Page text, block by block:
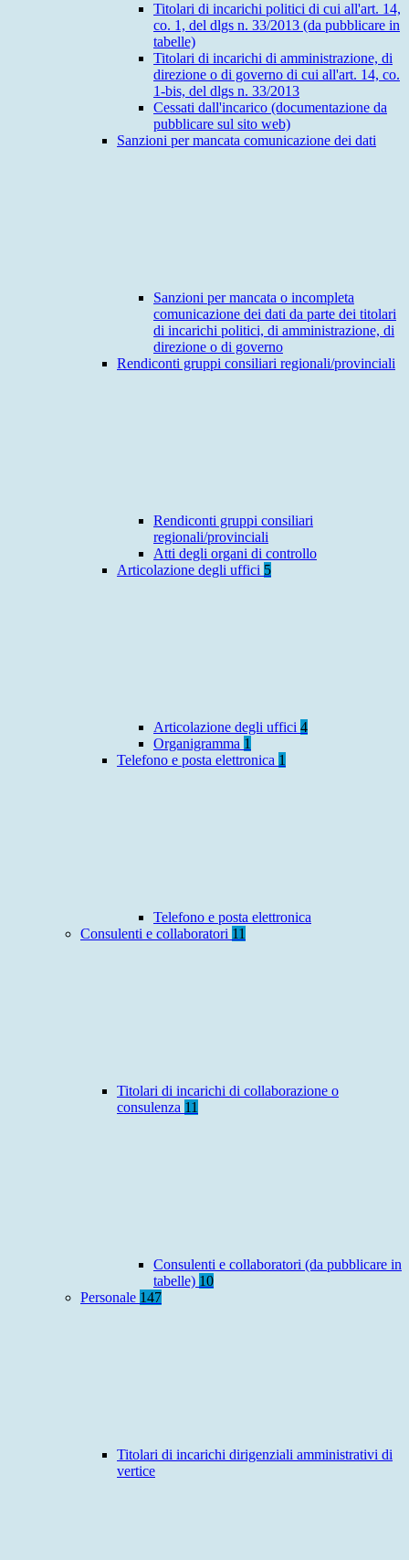
Titolari di incarichi politici di cui all'art. 14,
co. 1, del dlgs n. 33/2013 (da pubblicare in
tabelle)
Titolari di incarichi di amministrazione, di
direzione o di governo di cui all'art. 14, co.
1-bis, del dlgs n. 33/2013
Cessati dall'incarico (documentazione da
pubblicare sul sito web)
Sanzioni per mancata comunicazione dei dati
Sanzioni per mancata o incompleta
comunicazione dei dati da parte dei titolari
di incarichi politici, di amministrazione, di
direzione o di governo
Rendiconti gruppi consiliari regionali/provinciali
Rendiconti gruppi consiliari
regionali/provinciali
Atti degli organi di controllo
Articolazione degli uffici 5
Articolazione degli uffici 4
Organigramma 1
Telefono e posta elettronica 1
Telefono e posta elettronica
Consulenti e collaboratori 11
Titolari di incarichi di collaborazione o
consulenza 11
Consulenti e collaboratori (da pubblicare in
tabelle) 10
Personale 147
Titolari di incarichi dirigenziali amministrativi di
vertice